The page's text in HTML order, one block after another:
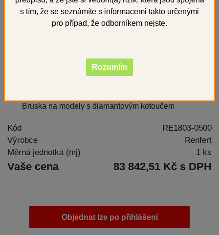
Bruska na modely s diamantovým kotoučem
Kód
RE1803-0500
Výrobce
Renfert
Měrná jednotka (mj)
1 ks
Vaše cena 83 842,51 Kč s DPH
Objednat lze po přihlášení
s tím, že se seznámíte s informacemi takto určenými
pro případ, že odborníkem nejste.
Rozumím